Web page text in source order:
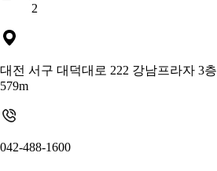
2
대전 서구 대덕대로 222 강남프라자 3층
579m
042-488-1600